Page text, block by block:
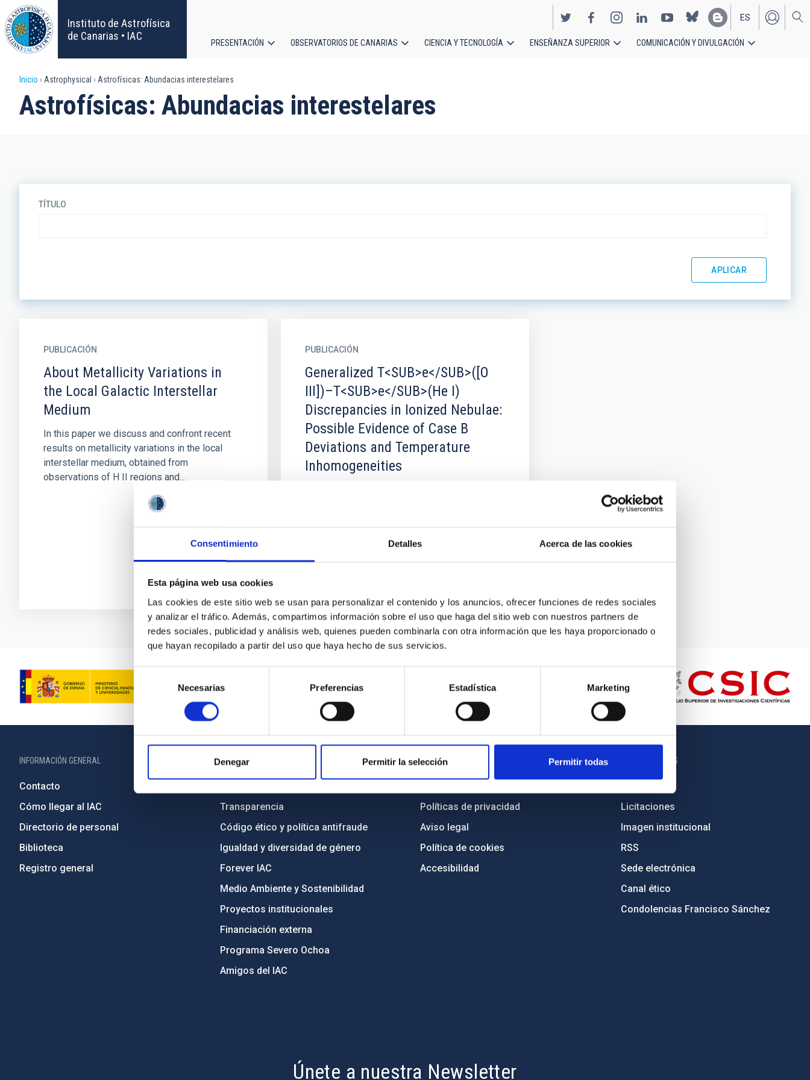
Consentimiento Detalles Acerca de las cookies
Esta página web usa cookies
Las cookies de este sitio web se usan para personalizar el contenido y los anuncios, ofrecer funciones de redes sociales
y analizar el tráfico. Además, compartimos información sobre el uso que haga del sitio web con nuestros partners de
redes sociales, publicidad y análisis web, quienes pueden combinarla con otra información que les haya proporcionado o
que hayan recopilado a partir del uso que haya hecho de sus servicios.
Selección
de
consentimiento
Necesarias Preferencias Estadística Marketing
Denegar Permitir la selección Permitir todas
Pasar
al
contenido
principal
Instituto de Astrofísica
de Canarias • IAC
EN
ES
principal
PRESENTACIÓN OBSERVATORIOS DE CANARIAS CIENCIA Y TECNOLOGÍA ENSEÑANZA SUPERIOR COMUNICACIÓN Y DIVULGACIÓN
Sobrescribir
enlaces
Inicio Astrophysical Astrofísicas: Abundacias interestelares
Astrofísicas: Abundacias interestelares
TÍTULO
PUBLICACIÓN
About Metallicity Variations in
the Local Galactic Interstellar
Medium
In this paper we discuss and confront recent
results on metallicity variations in the local
interstellar medium, obtained from
observations of H II regions and...
PUBLICACIÓN
Generalized T<SUB>e</SUB>([O
III])–T<SUB>e</SUB>(He I)
Discrepancies in Ionized Nebulae:
Possible Evidence of Case B
Deviations and Temperature
Inhomogeneities
INFORMACIÓN GENERAL
Contacto
Cómo llegar al IAC
Directorio de personal
Biblioteca
Registro general
INFORMACIÓN INSTITUCIONAL
Transparencia
Código ético y política antifraude
Igualdad y diversidad de género
Forever IAC
Medio Ambiente y Sostenibilidad
Proyectos institucionales
Financiación externa
Programa Severo Ochoa
Amigos del IAC
PORTAL DEL IAC
Políticas de privacidad
Aviso legal
Política de cookies
Accesibilidad
OTROS ENLACES
Licitaciones
Imagen institucional
RSS
Sede electrónica
Canal ético
Condolencias Francisco Sánchez
Únete a nuestra Newsletter